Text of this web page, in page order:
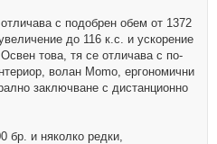
с подобрен обем от 1372
до 116 к.с. и ускорение
това, тя се отличава с по-
волан Momo, ергономични
заключване с дистанционно
бр. и няколко редки,